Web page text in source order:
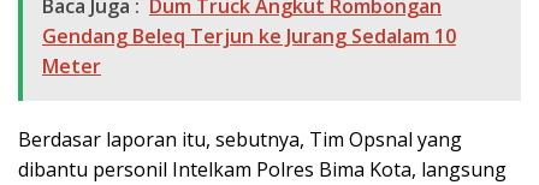
Baca Juga : Dum Truck Angkut Rombongan
Gendang Beleq Terjun ke Jurang Sedalam 10
Meter
Berdasar laporan itu, sebutnya, Tim Opsnal yang
dibantu personil Intelkam Polres Bima Kota, langsung